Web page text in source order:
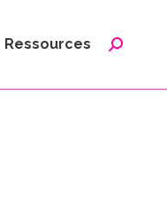
Ressources